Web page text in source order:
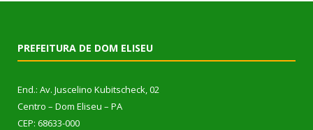
PREFEITURA DE DOM ELISEU
End.: Av. Juscelino Kubitscheck, 02
Centro – Dom Eliseu – PA
CEP: 68633-000